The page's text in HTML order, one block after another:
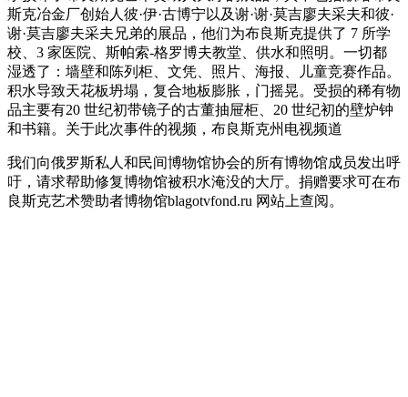
斯克冶金厂创始人彼·伊·古博宁以及谢·谢·莫吉廖夫采夫和彼·
谢·莫吉廖夫采夫兄弟的展品，他们为布良斯克提供了 7 所学
校、3 家医院、斯帕索-格罗博夫教堂、供水和照明。一切都
湿透了：墙壁和陈列柜、文凭、照片、海报、儿童竞赛作品。
积水导致天花板坍塌，复合地板膨胀，门摇晃。受损的稀有物
品主要有20 世纪初带镜子的古董抽屉柜、20 世纪初的壁炉钟
和书籍。关于此次事件的视频，布良斯克州电视频道
我们向俄罗斯私人和民间博物馆协会的所有博物馆成员发出呼
吁，请求帮助修复博物馆被积水淹没的大厅。捐赠要求可在布
良斯克艺术赞助者博物馆blagotvfond.ru 网站上查阅。